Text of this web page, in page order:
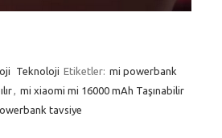
Teknoloji Etiketler: mi powerbank
, mi xiaomi mi 16000 mAh Taşınabilir
tavsiye